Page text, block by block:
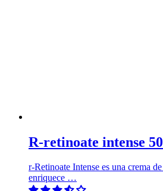
R-retinoate intense
r-Retinoate Intense es una crema
enriquece …